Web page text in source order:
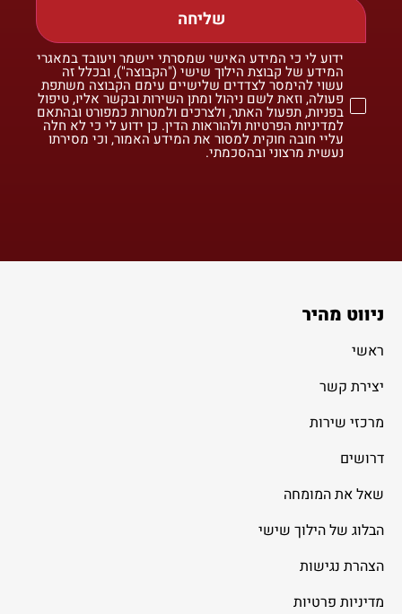
שליחה
ידוע לי כי המידע האישי שמסרתי יישמר ויעובד במאגרי
המידע של קבוצת הילוך שישי ("הקבוצה"), ובכלל זה
עשוי להימסר לצדדים שלישיים עימם הקבוצה משתפת
פעולה, וזאת לשם ניהול ומתן השירות ובקשר אליו, טיפול
בפניות, תפעול האתר, ולצרכים ולמטרות כמפורט ובהתאם
למדיניות הפרטיות ולהוראות הדין. כן ידוע לי כי לא חלה
עליי חובה חוקית למסור את המידע האמור, וכי מסירתו
נעשית מרצוני ובהסכמתי.
ניווט מהיר
ראשי
יצירת קשר
מרכזי שירות
דרושים
שאל את המומחה
הבלוג של הילוך שישי
הצהרת נגישות
מדיניות פרטיות